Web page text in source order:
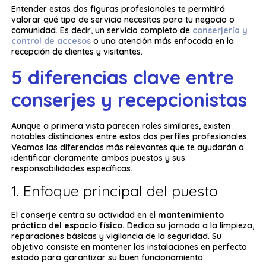
Entender estas dos figuras profesionales te permitirá
valorar qué tipo de servicio necesitas para tu negocio o
comunidad. Es decir, un servicio completo de conserjería y
control de accesoso una atención más enfocada en la
recepción de clientes y visitantes.
5 diferencias clave entre
conserjes y recepcionistas
Aunque a primera vista parecen roles similares, existen
notables distinciones entre estos dos perfiles profesionales.
Veamos las diferencias más relevantes que te ayudarán a
identificar claramente ambos puestos y sus
responsabilidades específicas.
1. Enfoque principal del puesto
El conserje centra su actividad en el mantenimiento
práctico del espacio físico. Dedica su jornada a la limpieza,
reparaciones básicas y vigilancia de la seguridad. Su
objetivo consiste en mantener las instalaciones en perfecto
estado para garantizar su buen funcionamiento.